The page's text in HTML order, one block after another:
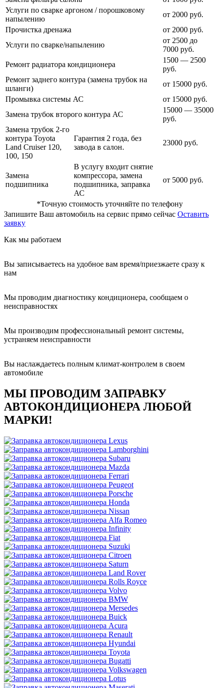
Услуги по сварке аргоном / порошковому
напылению
от 2000 руб.
Прочистка дренажа
от 2000 руб.
Услуги по сварке/напылению
от 2500 до
7000 руб.
Ремонт радиатора кондиционера
1500 — 2500
руб.
Ремонт заднего контура (замена трубок на
шланги)
от 15000 руб.
Промывка системы АС
от 15000 руб.
Замена трубок второго контура АС
15000 — 35000
руб.
Замена трубок 2-го
контура Toyota
Land Cruiser 120,
100, 150
Гарантия 2 года, без
завода в салон.
23000 руб.
Замена
подшипника
В услугу входит снятие
компрессора, замена
подшипника, заправка
АС
от 5000 руб.
*Точную стоимость уточняйте по телефону
Запишите Ваш автомобиль на сервис прямо сейчас Оставить
заявку
Как мы работаем
Вы записываетесь на удобное вам время/приезжаете сразу к
нам
Мы проводим диагностику кондиционера, сообщаем о
неисправностях
Мы производим профессиональный ремонт системы,
устраняем неисправности
Вы наслаждаетесь полным климат-контролем в своем
автомобиле
МЫ ПРОВОДИМ ЗАПРАВКУ
АВТОКОНДИЦИОНЕРА ЛЮБОЙ
МАРКИ!